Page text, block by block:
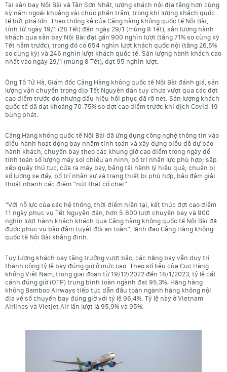
Tại sân bay Nội Bài và Tân Sơn Nhất, lượng khách nội địa tăng hơn cùng
kỳ năm ngoái khoảng vài chục phần trăm, trong khi lượng khách quốc
tế bứt phá lớn. Theo thống kê của Cảng hàng không quốc tế Nội Bài,
tính từ ngày 19/1 (28 Tết) đến ngày 29/1 (mùng 8 Tết), sản lượng hành
khách qua sân bay Nội Bài đạt gần 900 nghìn lượt (tăng 71% so cùng kỳ
Tết năm trước), trong đó có 654 nghìn lượt khách quốc nội (tăng 26,5%
so cùng kỳ) và 246 nghìn lượt khách quốc tế. Sản lượng hành khách cao
nhất vào ngày 29/1 (mùng 8 Tết), đạt 95 nghìn lượt.
Ông Tô Tử Hà, Giám đốc Cảng Hàng không quốc tế Nội Bài đánh giá, sản
lượng vận chuyển trong dịp Tết Nguyên đán tuy chưa vượt qua các đợt
cao điểm trước đó nhưng dấu hiệu hồi phục đã rõ nét. Sản lượng khách
quốc tế đã đạt khoảng 70-75% so đợt cao điểm trước khi dịch Covid-19
bùng phát.
Cảng Hàng không quốc tế Nội Bài đã ứng dụng công nghệ thông tin vào
điều hành hoạt động bay nhằm tính toán và xây dựng biểu đồ dự báo
hành khách, chuyến bay theo các khung giờ cao điểm trong ngày để
tính toán số lượng máy soi chiếu an ninh, bố trí nhân lực phù hợp; sắp
xếp quầy thủ tục, cửa ra máy bay, băng tải hành lý hiệu quả; chuẩn bị
số lượng xe đẩy, bố trí nhân sự và trang thiết bị phù hợp, bảo đảm giải
thoát nhanh các điểm “nút thắt cổ chai”.
“Với nỗ lực của các hệ thống, thời điểm hiện tại, kết thúc đợt cao điểm
11 ngày phục vụ Tết Nguyên đán, hơn 5.600 lượt chuyến bay và 900
nghìn lượt hành khách khách qua Cảng hàng không quốc tế Nội Bài đã
được phục vụ bảo đảm tuyệt đối an toàn”, lãnh đạo Cảng Hàng không
quốc tế Nội Bài khẳng định.
Tuy lượng khách bay tăng trưởng vượt bậc, các hãng bay vẫn duy trì
thành công tỷ lệ bay đúng giờ ở mức cao. Theo số liệu của Cục Hàng
không Việt Nam, trong giai đoạn từ 19/12/2022 đến 18/1/2023, tỷ lệ cất
cánh đúng giờ (OTP) trung bình toàn ngành đạt 95,3%. Hãng hàng
không Bamboo Airways tiếp tục dẫn đầu toàn ngành hàng không nội
địa về số chuyến bay đúng giờ với tỷ lệ 96,4%. Tỷ lệ này ở Vietnam
Airlines và Vietjet Air lần lượt là 95,9% và 95%.